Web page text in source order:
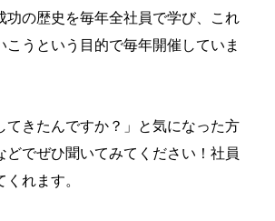
功の歴史を毎年全社員で学び、これ
こうという目的で毎年開催していま
てきたんですか？」と気になった方
どでぜひ聞いてみてください！社員
れます。